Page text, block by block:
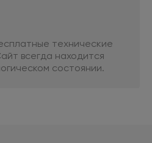
технические
всегда находится
состоянии.